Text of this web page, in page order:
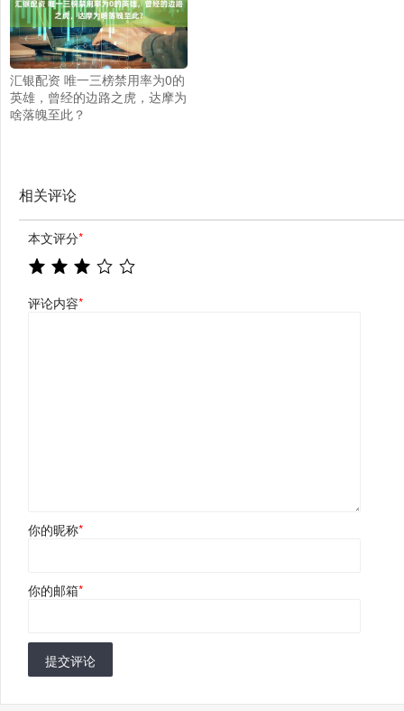
汇银配资 唯一三榜禁用率为0的
英雄，曾经的边路之虎，达摩为
啥落魄至此？
相关评论
本文评分*
评论内容*
你的昵称*
你的邮箱*
提交评论